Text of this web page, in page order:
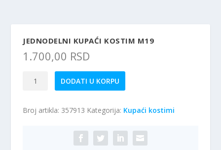
JEDNODELNI KUPAĆI KOSTIM M19
1.700,00 RSD
M19
DODATI U KORPU
Broj artikla: 357913 Kategorija: Kupaći kostimi